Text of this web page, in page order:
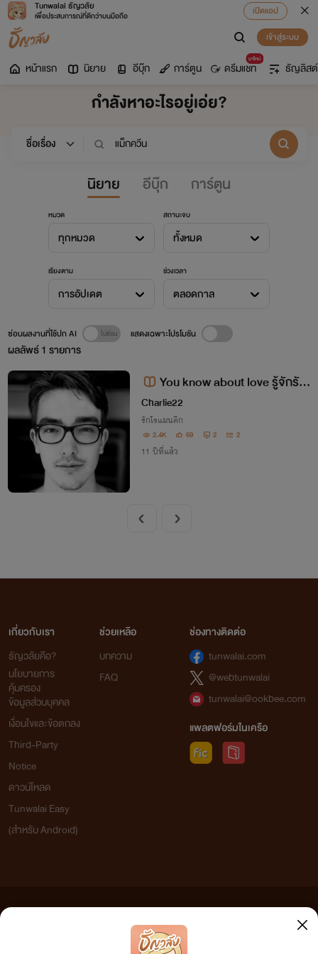
Tunwalai ธัญวลัย
เพื่อประสบการณ์ที่ดีกว่าบนมือถือ
เปิดแอป
เข้าสู่ระบบ
หน้าแรก นิยาย อีบุ๊ก การ์ตูน
มาใหม่
ดรีมแชท ธัญลิสต์
กำลังหาอะไรอยู่เอ่ย?
นิยาย อีบุ๊ก การ์ตูน
หมวด
ทุกหมวด
สถานะจบ
ทั้งหมด
เรียงตาม
การอัปเดต
ช่วงเวลา
ตลอดกาล
ผลลัพธ์1 รายการ
ซ่อนผลงานที่ใช้ปก AI แสดงเฉพาะโปรโมชัน
You know about love รู้จักรัก
หรือเปล่า
Charlie22
รักโรแมนติก
2.4K 69 2 2
11 ปีที่แล้ว
เกี่ยวกับเรา
ธัญวลัยคือ?
นโยบายการ
คุ้มครอง
ข้อมูลส่วนบุคคล
เงื่อนไขและข้อตกลง
Third-Party
Notice
ดาวน์โหลด
Tunwalai Easy
(สำหรับ Android)
ช่วยเหลือ
บทความ
FAQ
ช่องทางติดต่อ
tunwalai.com
@webtunwalai
tunwalai@ookbee.com
แพลตฟอร์มในเครือ
เว็บไซต์แห่งนี้ไม่ได้เห็นด้วยและไม่ขอรับผิดชอบต่อข้อความใดๆ ทั้งสิ้น ดังนั้นผู้อ่านทุกท่านโปรดใช้
วิจารณญาณในการกลั่นกรองด้วยตนเอง และหากท่านพบข้อความใดๆ ที่ขัดต่อกฎหมายและศีลธรรม